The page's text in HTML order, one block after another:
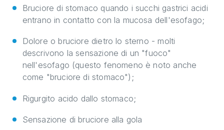
Bruciore di stomaco quando i succhi gastrici acidi
entrano in contatto con la mucosa dell'esofago;
Dolore o bruciore dietro lo sterno - molti
descrivono la sensazione di un "fuoco"
nell'esofago (questo fenomeno è noto anche
come "bruciore di stomaco");
Rigurgito acido dallo stomaco;
Sensazione di bruciore alla gola